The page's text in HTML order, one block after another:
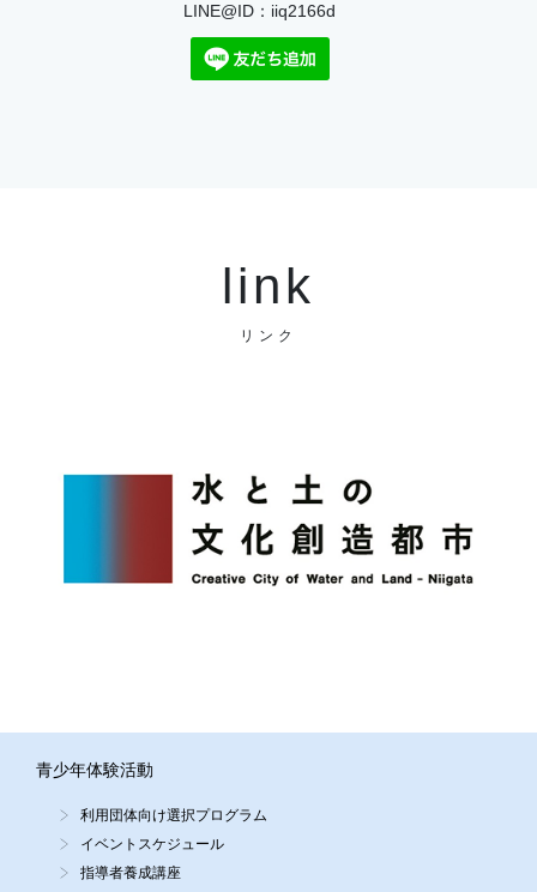
LINE@ID：iiq2166d
link
リンク
青少年体験活動
利用団体向け選択プログラム
イベントスケジュール
指導者養成講座